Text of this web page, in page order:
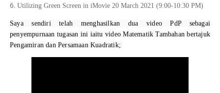
Utilizing Green Screen in iMovie 20 March 2021 (9:00-10:30 PM)
Saya sendiri telah menghasilkan dua video PdP sebagai
penyempurnaan tugasan ini iaitu video Matematik Tambahan bertajuk
Pengamiran dan Persamaan Kuadratik;